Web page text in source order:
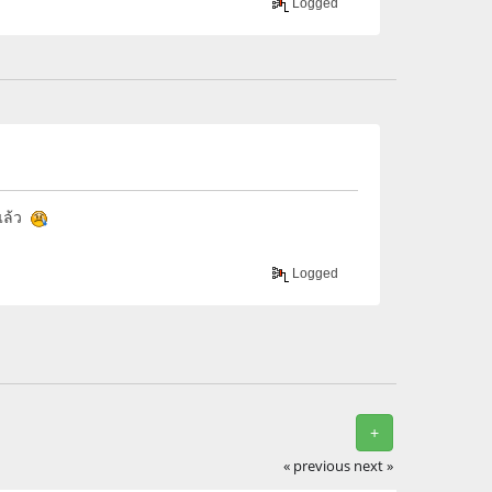
ว
Logged
+
« previous next »